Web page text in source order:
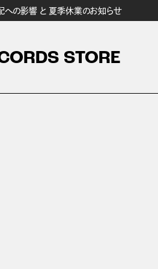
への影響 と 夏季休業のお知らせ
STORE